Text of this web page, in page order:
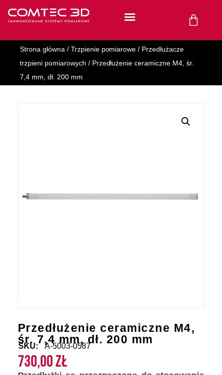
Strona główna/ Trzpienie pomiarowe / Przedłużacze
trzpieni pomiarowych / Przedłużenie ceramiczne M4, śr.
7,4 mm, dł. 200 mm
Przedłużenie ceramiczne M4,
śr. 7,4 mm, dł. 200 mm
SKU: A-5003-0587
730,00zł